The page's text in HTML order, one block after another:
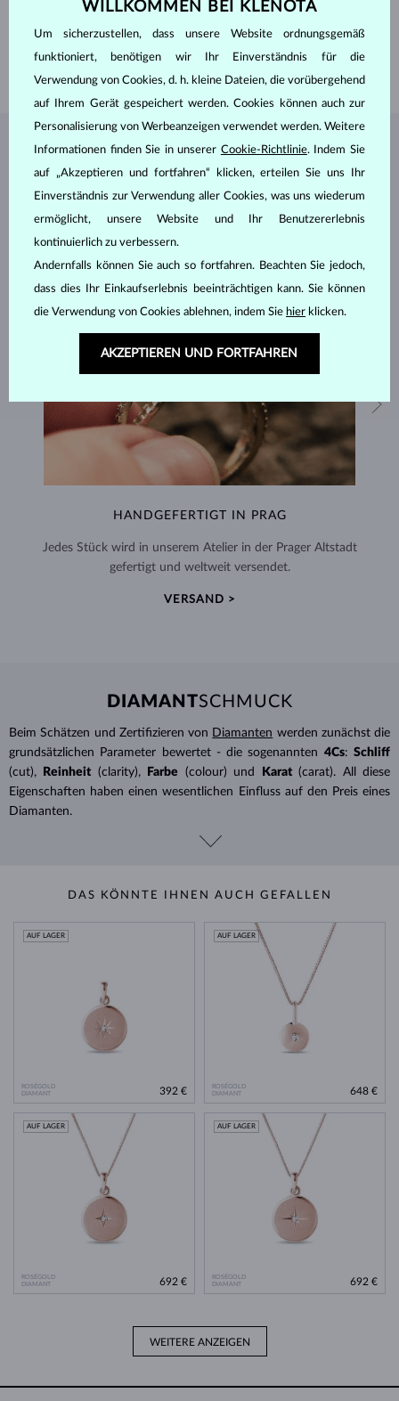
SCHMUCK AUS DEMKLENOTA ATELIER
HANDGEFERTIGT IN PRAG
Jedes Stück wird in unserem Atelier in der Prager Altstadt
gefertigt und weltweit versendet.
VERSAND >
DIAMANTSCHMUCK
Beim Schätzen und Zertifizieren von Diamanten werden zunächst die
grundsätzlichen Parameter bewertet - die sogenannten 4Cs: Schliff
(cut),
Reinheit (clarity), Farbe (colour) und Karat (carat). All diese
Eigenschaften haben einen wesentlichen Einfluss auf den Preis eines
Diamanten.
DAS KÖNNTE IHNEN AUCH GEFALLEN
ROSÉGOLD
DIAMANT
AUF LAGER
392 €
ROSÉGOLD
DIAMANT
AUF LAGER
648 €
ROSÉGOLD
DIAMANT
AUF LAGER
692 €
ROSÉGOLD
DIAMANT
AUF LAGER
692 €
WEITERE ANZEIGEN
WILLKOMMEN BEI KLENOTA
Um sicherzustellen, dass unsere Website ordnungsgemäß
funktioniert, benötigen wir Ihr Einverständnis für die
Verwendung von Cookies, d. h. kleine Dateien, die vorübergehend
auf Ihrem Gerät gespeichert werden. Cookies können auch zur
Personalisierung von Werbeanzeigen verwendet werden. Weitere
Informationen finden Sie in unserer Cookie-Richtlinie. Indem Sie
auf „Akzeptieren und fortfahren“ klicken, erteilen Sie uns Ihr
Einverständnis zur Verwendung aller Cookies, was uns wiederum
ermöglicht, unsere Website und Ihr Benutzererlebnis
kontinuierlich zu verbessern.
Andernfalls können Sie auch so fortfahren. Beachten Sie jedoch,
dass dies Ihr Einkaufserlebnis beeinträchtigen kann. Sie können
die Verwendung von Cookies ablehnen, indem Sie hier klicken.
AKZEPTIEREN UND FORTFAHREN